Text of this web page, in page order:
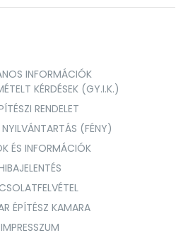
INFORMÁCIÓK
KÉRDÉSEK (GY.I.K.)
RENDELET
(FÉNY)
ÉS INFORMÁCIÓK
ÉPÍTÉSZ KAMARA
IMPRESSZUM